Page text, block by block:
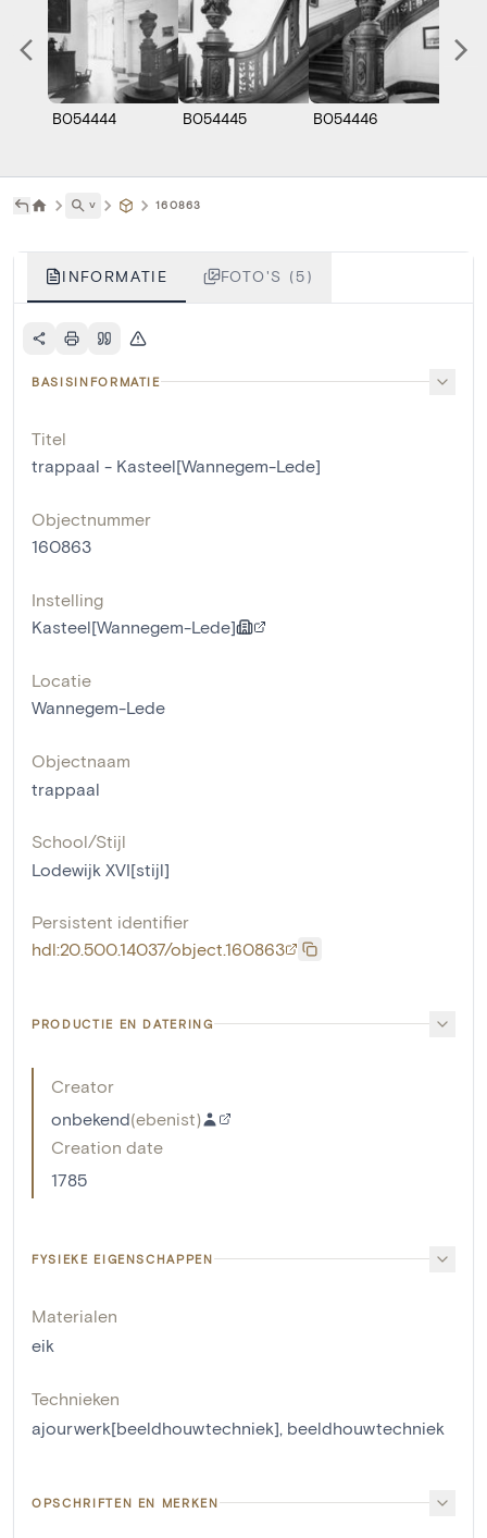
B054444 B054445 B054446
˅ 160863
INFORMATIE FOTO'S (5)
BASISINFORMATIE
Titel
trappaal - Kasteel[Wannegem-Lede]
Objectnummer
160863
Instelling
Kasteel[Wannegem-Lede]
Locatie
Wannegem-Lede
Objectnaam
trappaal
School/Stijl
Lodewijk XVI[stijl]
Persistent identifier
hdl:20.500.14037/object.160863
PRODUCTIE EN DATERING
Creator
onbekend(ebenist)
Creation date
1785
FYSIEKE EIGENSCHAPPEN
Materialen
eik
Technieken
ajourwerk[beeldhouwtechniek] beeldhouwtechniek
OPSCHRIFTEN EN MERKEN